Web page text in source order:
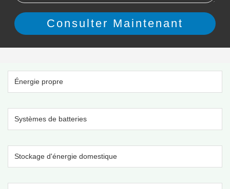
Énergie propre
Systèmes de batteries
Stockage d'énergie domestique